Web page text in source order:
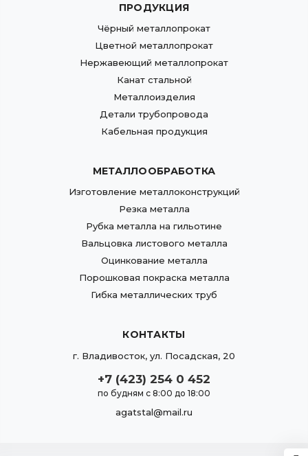
ПРОДУКЦИЯ
Чёрный металлопрокат
Цветной металлопрокат
Нержавеющий металлопрокат
Канат стальной
Металлоизделия
Детали трубопровода
Кабельная продукция
МЕТАЛЛООБРАБОТКА
Изготовление металлоконструкций
Резка металла
Рубка металла на гильотине
Вальцовка листового металла
Оцинкование металла
Порошковая покраска металла
Гибка металлических труб
КОНТАКТЫ
г. Владивосток, ул. Посадская, 20
+7 (423) 254 0 452
по будням с 8:00 до 18:00
agatstal@mail.ru